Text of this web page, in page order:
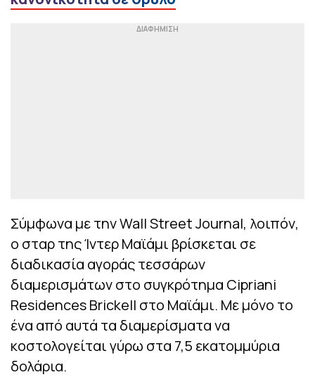
Σύμφωνα με την Wall Street Journal, λοιπόν,
ο σταρ της Ίντερ Μαϊάμι βρίσκεται σε
διαδικασία αγοράς τεσσάρων
διαμερισμάτων στο συγκρότημα Cipriani
Residences Brickell στο Μαϊάμι. Με μόνο το
ένα από αυτά τα διαμερίσματα να
κοστολογείται γύρω στα 7,5 εκατομμύρια
δολάρια.